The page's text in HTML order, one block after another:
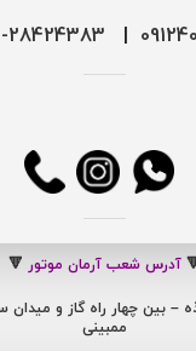
28424383-021
آدرس شعب آرمان موتور 🔻
– ایذه – بین چهار راه گاز و
ممبینی